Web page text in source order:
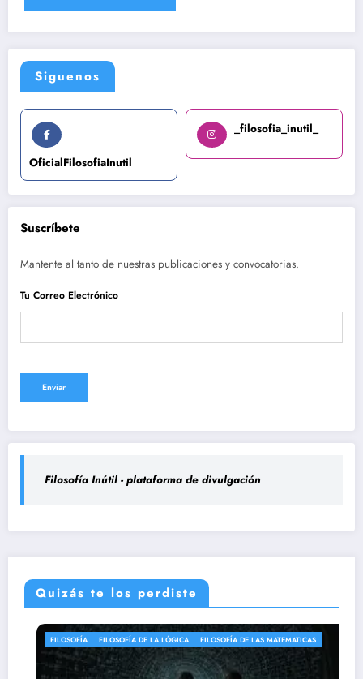
Siguenos
OficialFilosofiaInutil
_filosofia_inutil_
Suscríbete
Mantente al tanto de nuestras publicaciones y convocatorias.
Tu Correo Electrónico
Filosofía Inútil - plataforma de divulgación
Quizás te los perdiste
FILOSOFÍA FILOSOFÍA DE LA LÓGICA FILOSOFÍA DE LAS MATEMATICAS